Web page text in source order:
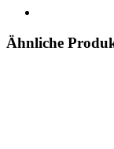
Ähnliche